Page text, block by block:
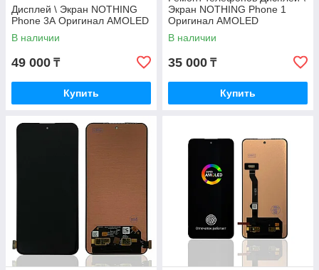
Дисплей \ Экран NOTHING
Phone 3А Оригинал AMOLED
В наличии
49 000 ₸
Купить
Экран NOTHING Phone 1
Оригинал AMOLED
В наличии
35 000 ₸
Купить